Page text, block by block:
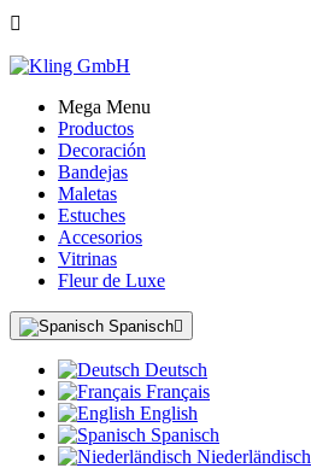

Mega Menu
Productos
Decoración
Bandejas
Maletas
Estuches
Accesorios
Vitrinas
Fleur de Luxe
Spanisch
Deutsch
Français
English
Spanisch
Niederländisch